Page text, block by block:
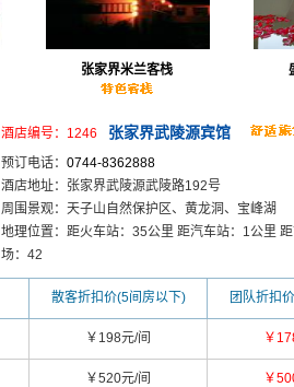
张家界米兰客栈
酒店编号：1246 张家界武陵源宾馆
预订电话： 0744-8362888
酒店地址：张家界武陵源武陵路192号
周围景观：天子山自然保护区、黄龙洞、宝峰湖
地理位置：距火车站：35公里 距汽车站：1公里
场：42
散客折扣价(5间房以下) 团队折扣
￥198元/间 ￥
￥520元/间 ￥